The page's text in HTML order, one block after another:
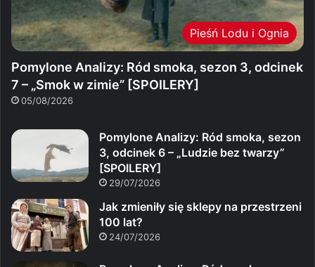
Pieśń Lodu i Ognia
Pomylone Analizy: Ród smoka, sezon 3, odcinek
7 – „Smok w zimie” [SPOILERY]
05/08/2026
Pomylone Analizy: Ród smoka, sezon
3, odcinek 6 – „Ludzie bez twarzy”
[SPOILERY]
29/07/2026
Jak zmieniły się sklepy na przestrzeni
100 lat?
24/07/2026